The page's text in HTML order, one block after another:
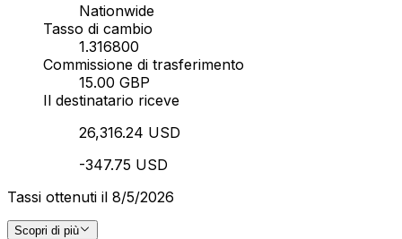
Nationwide
Tasso di cambio
1.316800
Commissione di trasferimento
15.00 GBP
Il destinatario riceve
26,316.24 USD
-347.75 USD
Tassi ottenuti il 8/5/2026
Scopri di più